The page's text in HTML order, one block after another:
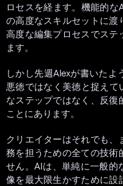
ロセスを経ます。機能的
の高度なスキルセットに渡
高度な編集プロセスでステ
ます。
しかし先週Alexが書いた
悪徳ではなく美徳と捉え
なステップではなく、反復
ことにあります。
クリエイターはそれでも
務を担うための全ての技術
せん。AIは、単純に一般的
像を最大限生かすために設